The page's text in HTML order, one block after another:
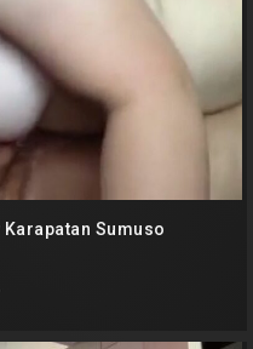
Sumuso